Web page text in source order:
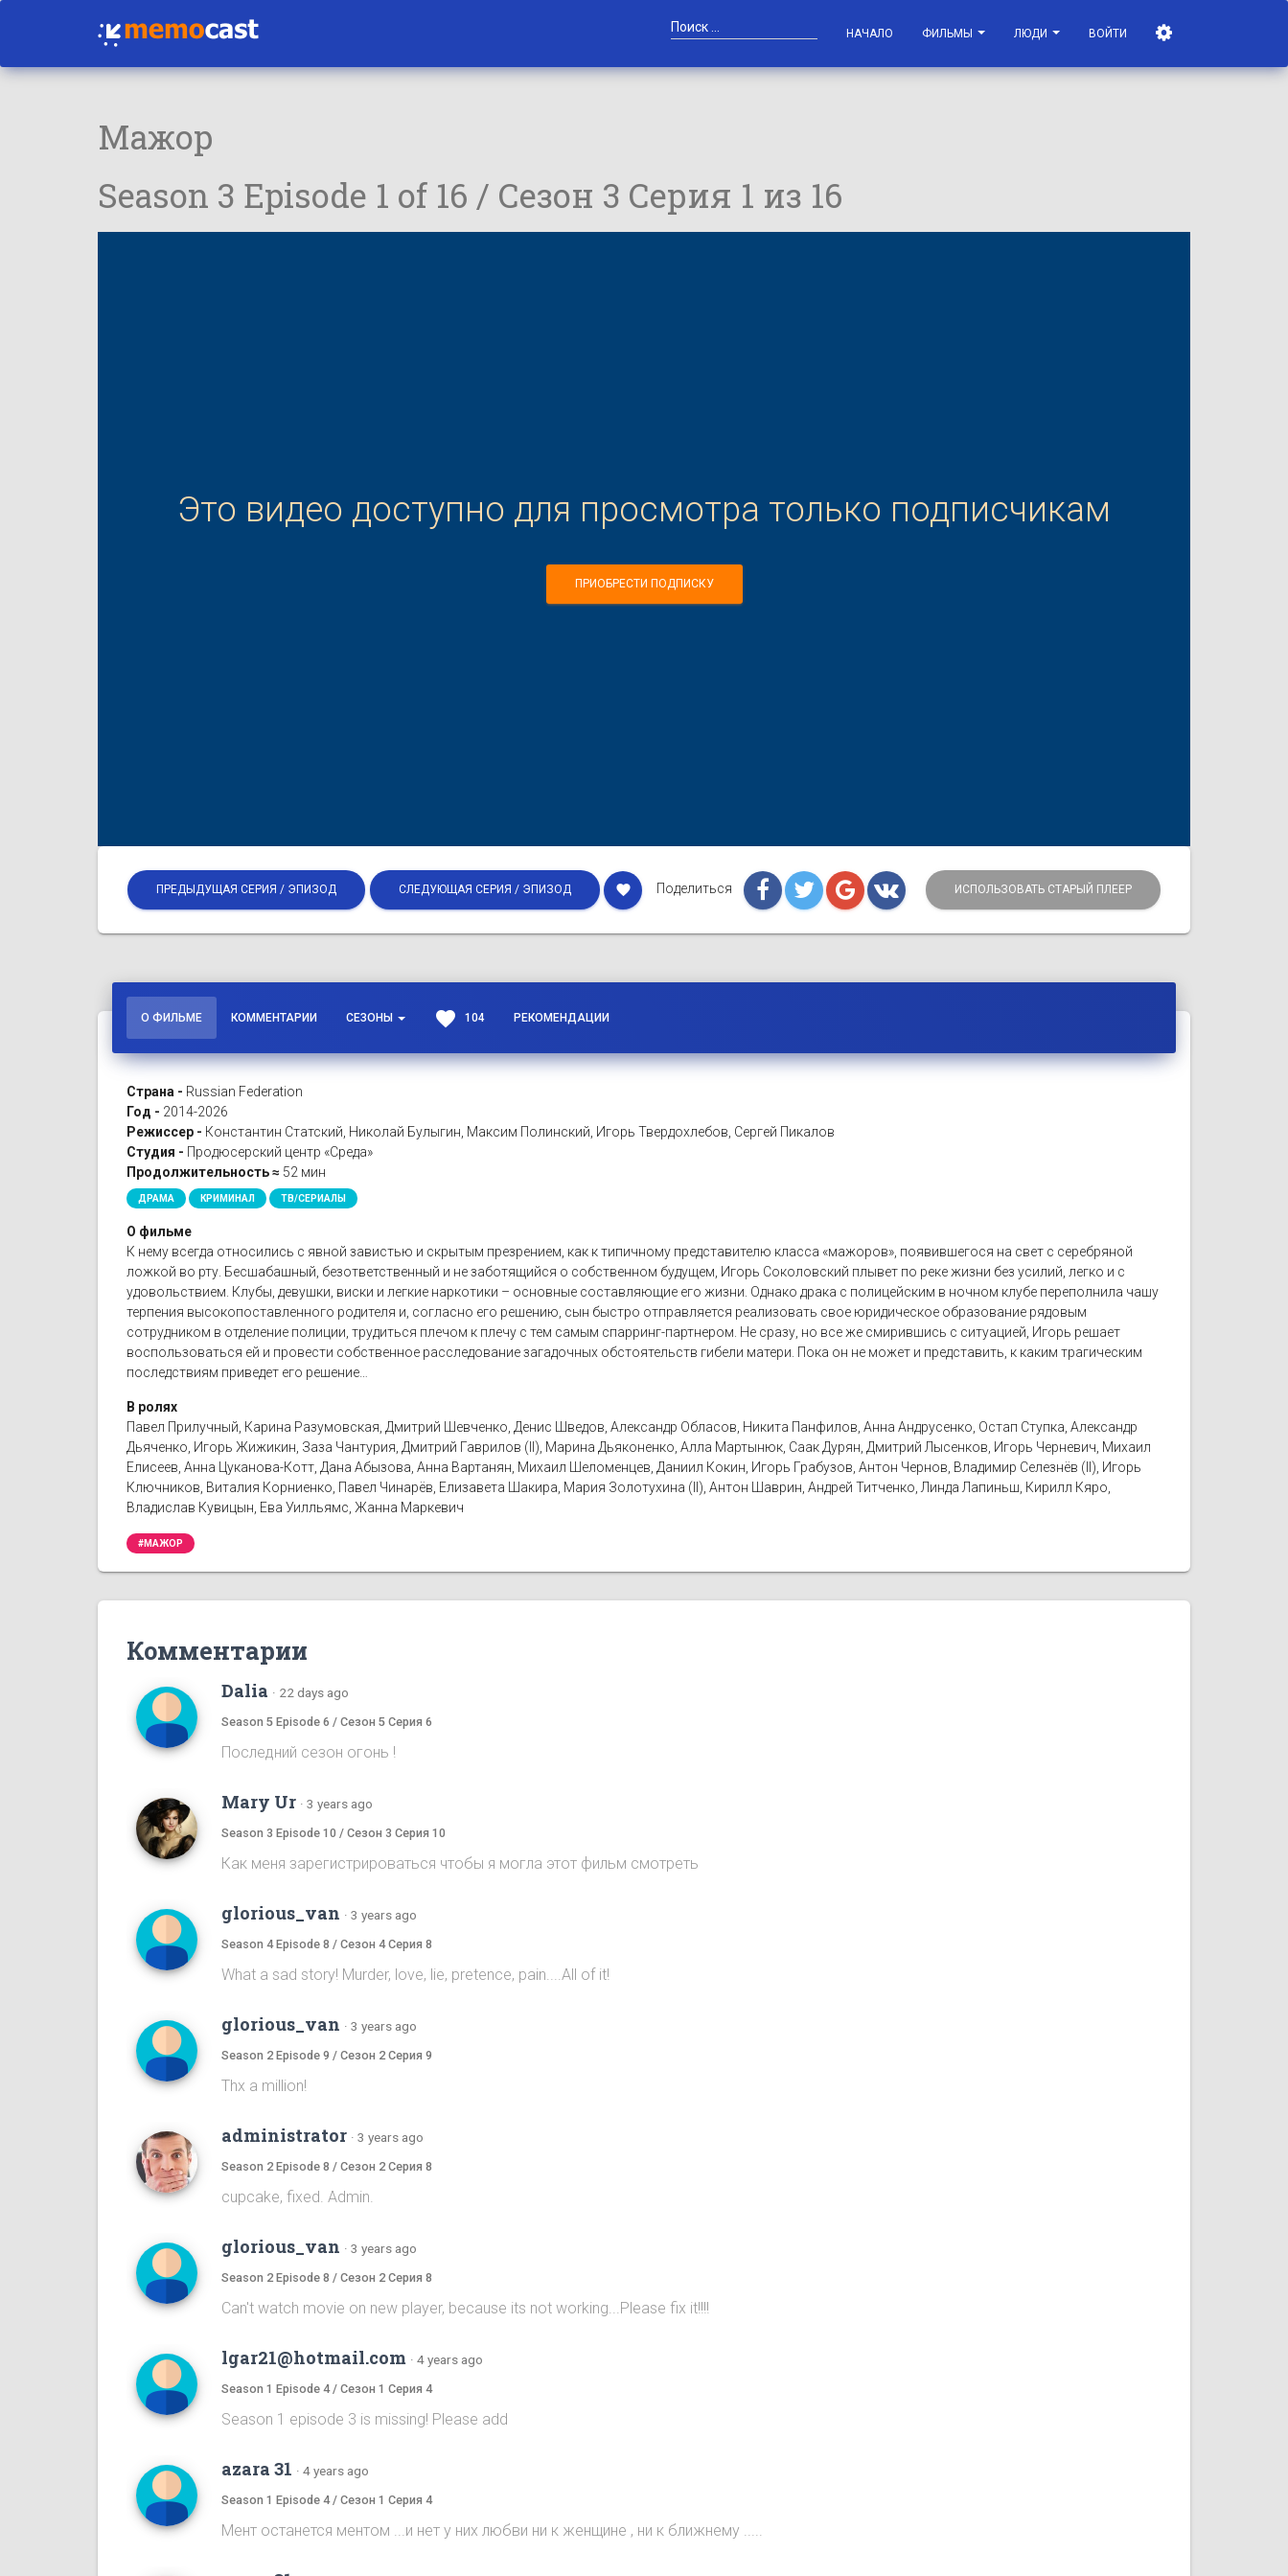
НАЧАЛО ФИЛЬМЫ ЛЮДИ ВОЙТИ
Мажор
Season 3 Episode 1 of 16 / Сезон 3 Серия 1 из 16
Это видео доступно для просмотра только подписчикам
ПРИОБРЕСТИ ПОДПИСКУ
ПРЕДЫДУЩАЯ СЕРИЯ / ЭПИЗОД СЛЕДУЮЩАЯ СЕРИЯ / ЭПИЗОД favorite Поделиться ИСПОЛЬЗОВАТЬ СТАРЫЙ ПЛЕЕР
О ФИЛЬМЕ КОММЕНТАРИИ СЕЗОНЫ favorite 104 РЕКОМЕНДАЦИИ
Страна - Russian Federation
Год - 2014-2026
Режиссер - Константин Статский, Николай Булыгин, Максим Полинский, Игорь Твердохлебов, Сергей Пикалов
Студия - Продюсерский центр «Среда»
Продолжительность ≈ 52 мин
ДРАМА КРИМИНАЛ ТВ/СЕРИАЛЫ
О фильме
К нему всегда относились с явной завистью и скрытым презрением, как к типичному представителю класса «мажоров», появившегося на свет с серебряной
ложкой во рту. Бесшабашный, безответственный и не заботящийся о собственном будущем, Игорь Соколовский плывет по реке жизни без усилий, легко и с
удовольствием. Клубы, девушки, виски и легкие наркотики – основные составляющие его жизни. Однако драка с полицейским в ночном клубе переполнила чашу
терпения высокопоставленного родителя и, согласно его решению, сын быстро отправляется реализовать свое юридическое образование рядовым
сотрудником в отделение полиции, трудиться плечом к плечу с тем самым спарринг-партнером. Не сразу, но все же смирившись с ситуацией, Игорь решает
воспользоваться ей и провести собственное расследование загадочных обстоятельств гибели матери. Пока он не может и представить, к каким трагическим
последствиям приведет его решение…
В ролях
Павел Прилучный, Карина Разумовская, Дмитрий Шевченко, Денис Шведов, Александр Обласов, Никита Панфилов, Анна Андрусенко, Остап Ступка, Александр
Дьяченко, Игорь Жижикин, Заза Чантурия, Дмитрий Гаврилов (II), Марина Дьяконенко, Алла Мартынюк, Саак Дурян, Дмитрий Лысенков, Игорь Черневич, Михаил
Елисеев, Анна Цуканова-Котт, Дана Абызова, Анна Вартанян, Михаил Шеломенцев, Даниил Кокин, Игорь Грабузов, Антон Чернов, Владимир Селезнёв (II), Игорь
Ключников, Виталия Корниенко, Павел Чинарёв, Елизавета Шакира, Мария Золотухина (II), Антон Шаврин, Андрей Титченко, Линда Лапиньш, Кирилл Кяро,
Владислав Кувицын, Ева Уилльямс, Жанна Маркевич
#МАЖОР
Комментарии
Dalia · 22 days ago
Season 5 Episode 6 / Сезон 5 Серия 6
Последний сезон огонь !
Mary Ur · 3 years ago
Season 3 Episode 10 / Сезон 3 Серия 10
Как меня зарегистрироваться чтобы я могла этот фильм смотреть
glorious_van · 3 years ago
Season 4 Episode 8 / Сезон 4 Серия 8
What a sad story! Murder, love, lie, pretence, pain....All of it!
glorious_van · 3 years ago
Season 2 Episode 9 / Сезон 2 Серия 9
Thx a million!
administrator · 3 years ago
Season 2 Episode 8 / Сезон 2 Серия 8
cupcake, fixed. Admin.
glorious_van · 3 years ago
Season 2 Episode 8 / Сезон 2 Серия 8
Can't watch movie on new player, because its not working...Please fix it!!!!
lgar21@hotmail.com · 4 years ago
Season 1 Episode 4 / Сезон 1 Серия 4
Season 1 episode 3 is missing! Please add
azara 31 · 4 years ago
Season 1 Episode 4 / Сезон 1 Серия 4
Мент останется ментом ...и нет у них любви ни к женщине , ни к ближнему .....